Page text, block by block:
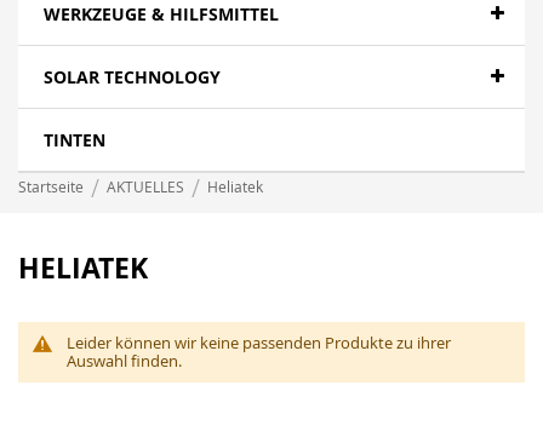
WERKZEUGE & HILFSMITTEL
SOLAR TECHNOLOGY
TINTEN
Startseite AKTUELLES Heliatek
HELIATEK
Leider können wir keine passenden Produkte zu ihrer
Auswahl finden.